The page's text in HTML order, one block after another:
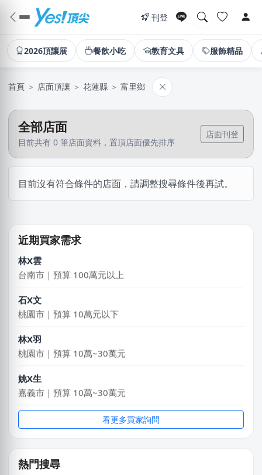
刊登
2026頂讓展 餐飲小吃 教育文具 服飾精品
首頁 ＞ 店面頂讓 ＞ 花蓮縣 ＞ 富里鄉
全部店面
目前共有 0 筆店面資料，置頂店面優先排序
店面刊登
目前沒有符合條件的店面，請調整搜尋條件後再試。
近期買家需求
江X珮
新北市｜預算 30萬~50萬元
林X雲
台南市｜預算 100萬元以上
石X文
桃園市｜預算 10萬元以下
林X羽
桃園市｜預算 10萬~30萬元
姚X生
嘉義市｜預算 10萬~30萬元
湯X成
高雄市｜預算 30萬~50萬元
高雄市｜預算 30萬~50萬元
看更多買家詢問
熱門搜尋